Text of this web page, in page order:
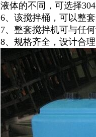
液体的不同，可选择
6、该搅拌桶，可以整
7、整套搅拌机可与任
8、规格齐全，设计合